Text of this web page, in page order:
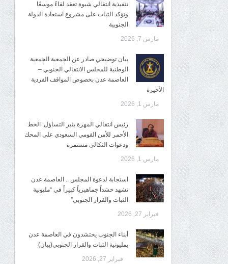
تنفيذية انتقالي شبوة تعقد لقاءً موسعًا
وتؤكد الثبات على مشروع استعادة الدولة
الجنوبية
مارس 7, 2026
بيان توضيحي صادر عن الجمعية الجمعية
الوطنية للمجلس الانتقالي الجنوبي –
العاصمة عدن بخصوص المواقف الفردية
الأخيرة
مارس 1, 2026
رئيس انتقالي المهرة يثير التساؤل: الخط
الأحمر للأمن القومي السعودي على المحك
ودعوات الثكالى مستمرة
مارس 1, 2026
استجابة لدعوة المجلس .. العاصمة عدن
تشهد حشداً جماهيرياً كبيراً في “مليونية
الثبات والقرار الجنوبي”
فبراير 27, 2026
أبناء الجنوب يحتشدون في العاصمة عدن
بمليونية الثبات والقرار الجنوبي(بيان)
فبراير 27, 2026